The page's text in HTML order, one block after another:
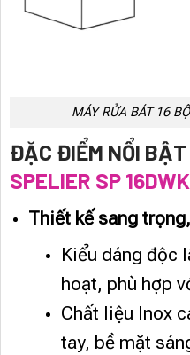
MÁY RỬA BÁT 16
ĐẶC ĐIỂM NỔI BẬT
SPELIER SP
Thiết kế sang
Kiểu dáng độc
hoạt, phù hợp
Chất liệu Inox
tay, bề mặt